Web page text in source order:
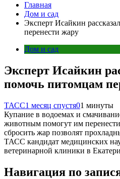
Главная
Дом и сад
Эксперт Исайкин
перенести жару
Дом и сад
Эксперт Исайкин
помочь питомцам
ТАСС1 месяц спустя01 минуты
Купание в водоемах и
животным помогут им
сбросить жар позволят
ТАСС кандидат медицинских
ветеринарной клиники в
Навигация по